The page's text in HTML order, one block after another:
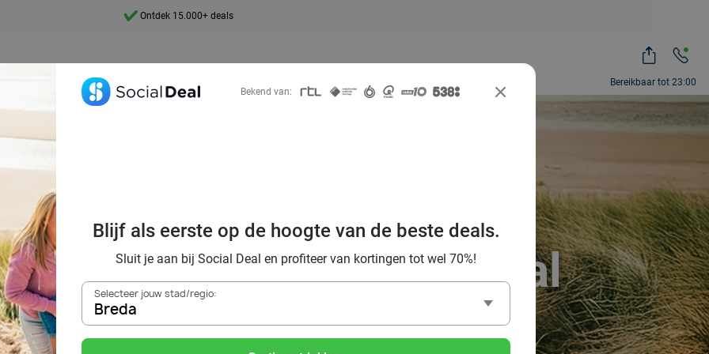
Bereikbaar tot 23:00
in Nederland: ontdek de
plekken, natuur en
samen met Social Deal
Bekend van:
Blijf als eerste op de hoogte van de beste deals.
Sluit je aan bij Social Deal en profiteer van kortingen tot wel 70%!
Selecteer jouw stad/regio:
Breda